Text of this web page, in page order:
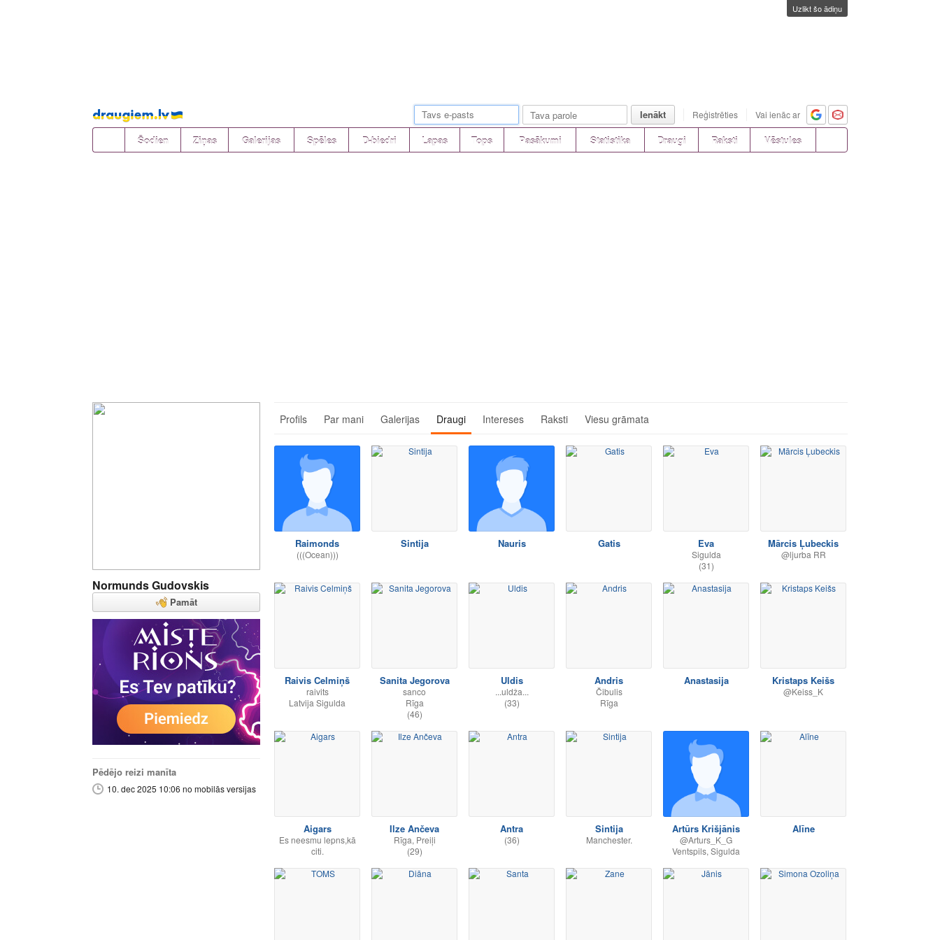
Uzlikt šo ādiņu
Pāriet
uz
saturu
Ienākt Reģistrēties Vai ienāc ar
Šodien Ziņas Galerijas Spēles D-biedri Lapas Tops Pasākumi Statistika Draugi Raksti Vēstules
Normunds Gudovskis
Pamāt
Pēdējo reizi manīta
10. dec 2025 10:06 no mobilās versijas
Profils Par mani Galerijas Draugi Intereses Raksti Viesu grāmata
Raimonds
(((Ocean)))
Sintija Nauris Gatis Eva
Sigulda
(31)
Mārcis Ļubeckis
@ljurba RR
Raivis Celmiņš
raivits
Latvija Sigulda
Sanita Jegorova
sanco
Rīga
(46)
Uldis
...uldža...
(33)
Andris
Čibulis
Rīga
Anastasija Kristaps Keišs
@Keiss_K
Aigars
Es neesmu lepns,kā
citi.
Ilze Ančeva
Rīga, Preiļi
(29)
Antra
(36)
Sintija
Manchester.
Artūrs Krišjānis
@Arturs_K_G
Ventspils, Sigulda
Alīne